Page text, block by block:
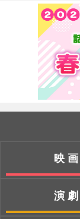
映画
演劇